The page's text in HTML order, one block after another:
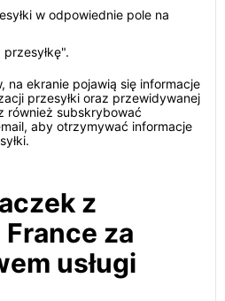
w odpowiednie pole na
na ekranie pojawią się informacje
przesyłki oraz przewidywanej
również subskrybować
aby otrzymywać informacje
z
za
usługi